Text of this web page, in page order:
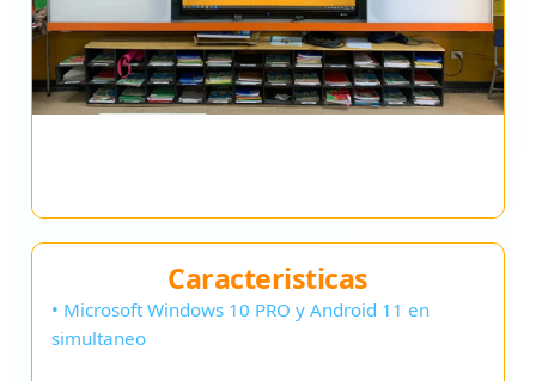
Caracteristicas
• Microsoft Windows 10 PRO y Android 11 en
simultaneo